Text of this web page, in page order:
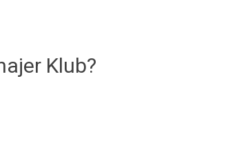
Klub?